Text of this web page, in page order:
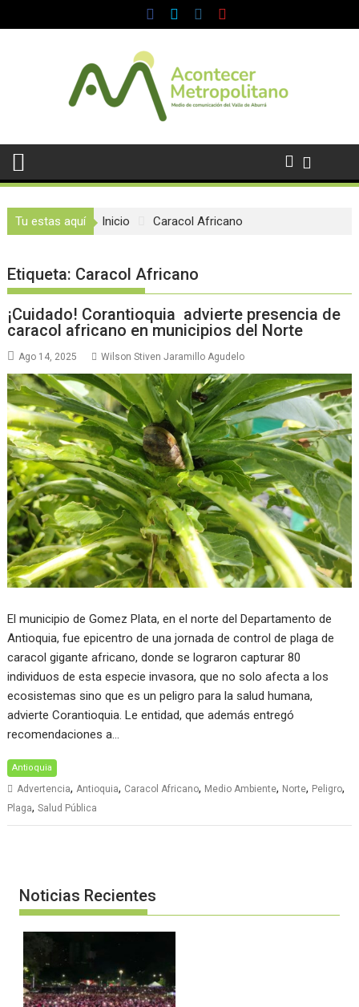
al
Tu estas aquí Inicio Caracol Africano
Etiqueta: Caracol Africano
¡Cuidado! Corantioquia advierte presencia de
caracol africano en municipios del Norte
Ago 14, 2025 Wilson Stiven Jaramillo Agudelo
El municipio de Gomez Plata, en el norte del Departamento de
Antioquia, fue epicentro de una jornada de control de plaga de
caracol gigante africano, donde se lograron capturar 80
individuos de esta especie invasora, que no solo afecta a los
ecosistemas sino que es un peligro para la salud humana,
advierte Corantioquia. Le entidad, que además entregó
recomendaciones a…
Antioquia
Advertencia,Antioquia, Caracol Africano, Medio Ambiente, Norte, Peligro,
Plaga,Salud Pública
Noticias Recientes